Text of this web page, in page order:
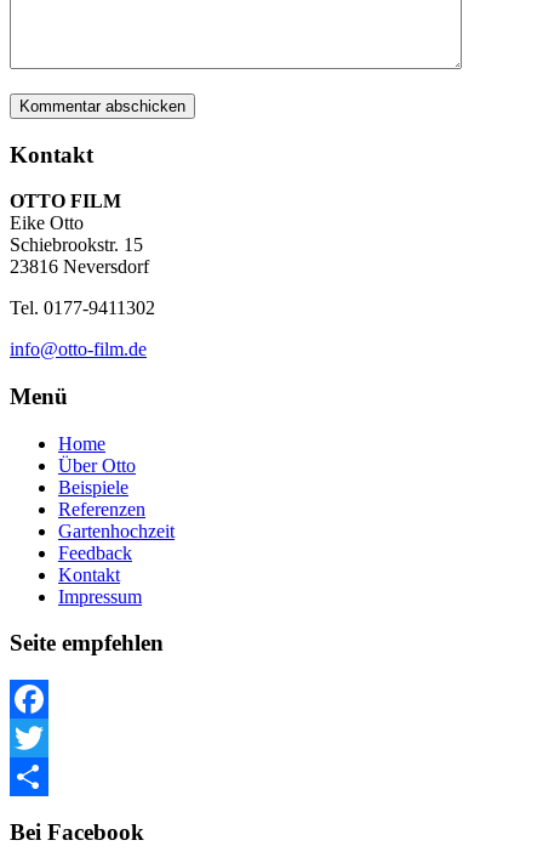
Kontakt
OTTO FILM
Eike Otto
Schiebrookstr. 15
23816 Neversdorf
Tel. 0177-9411302
info@otto-film.de
Menü
Home
Über Otto
Beispiele
Referenzen
Gartenhochzeit
Feedback
Kontakt
Impressum
Seite empfehlen
Facebook
Twitter
Bei Facebook